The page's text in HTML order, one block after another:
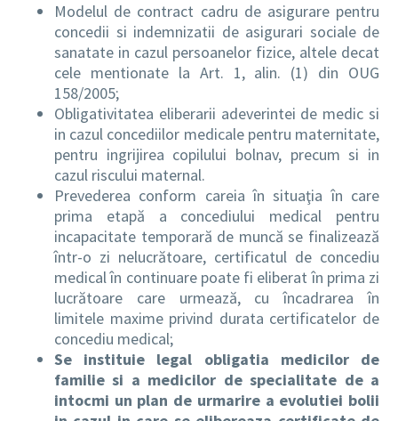
Modelul de contract cadru de asigurare pentru
concedii si indemnizatii de asigurari sociale de
sanatate in cazul persoanelor fizice, altele decat
cele mentionate la Art. 1, alin. (1) din OUG
158/2005;
Obligativitatea eliberarii adeverintei de medic si
in cazul concediilor medicale pentru maternitate,
pentru ingrijirea copilului bolnav, precum si in
cazul riscului maternal.
Prevederea conform careia în situaţia în care
prima etapă a concediului medical pentru
incapacitate temporară de muncă se finalizează
într-o zi nelucrătoare, certificatul de concediu
medical în continuare poate fi eliberat în prima zi
lucrătoare care urmează, cu încadrarea în
limitele maxime privind durata certificatelor de
concediu medical;
Se instituie legal obligatia medicilor de
familie si a medicilor de specialitate de a
intocmi un plan de urmarire a evolutiei bolii